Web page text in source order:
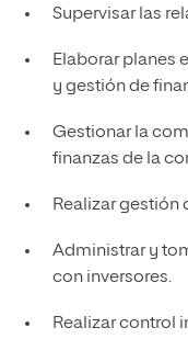
Supervisar las
Elaborar planes
y gestión de
Gestionar la
finanzas de la
Realizar gestión
Administrar y
con inversores.
Realizar control